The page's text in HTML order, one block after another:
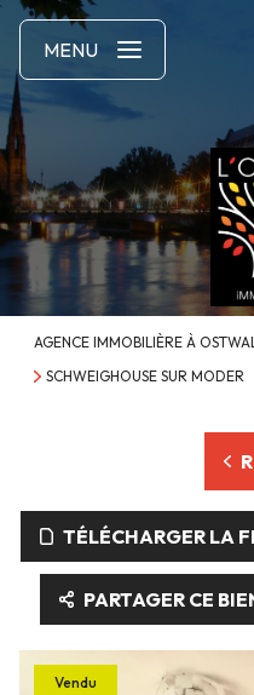
MENU
AGENCE IMMOBILIÈRE À
SCHWEIGHOUSE SUR MODER
TÉLÉCHARGER LA
PARTAGER CE
Vendu